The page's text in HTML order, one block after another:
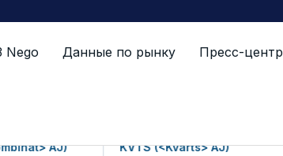
Данные по рынку Пресс-центр
AJ) KVTS (<Kvarts> AJ)